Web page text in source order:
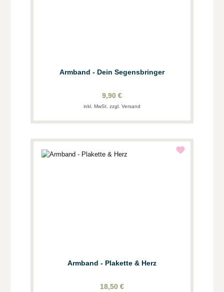
Armband - Dein Segensbringer
9,90 €
inkl. MwSt. zzgl. Versand
Armband - Plakette & Herz
18,50 €